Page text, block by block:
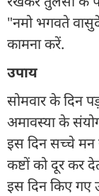
"नमो भगवते
कामना करें.
उपाय
सोमवार के दिन
अमावस्या के
इस दिन सच्चे मन
कष्टों को दूर कर
इस दिन किए गए